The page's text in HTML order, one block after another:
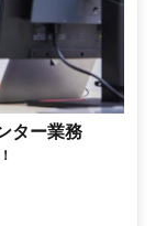
ター業務